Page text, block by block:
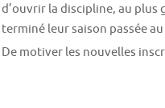
d’ouvrir la discipline, au plus
terminé leur saison passée
De motiver les nouvelles